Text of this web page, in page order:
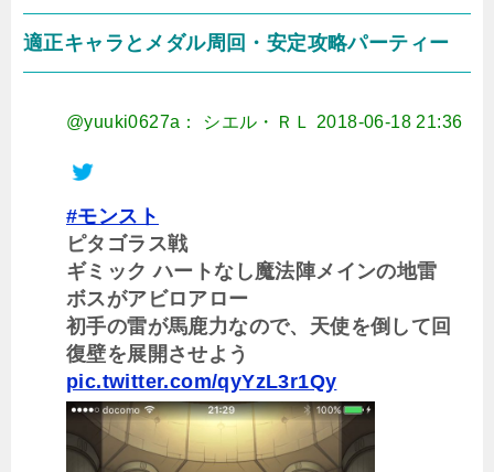
適正キャラとメダル周回・安定攻略パーティー
@yuuki0627a： シエル・ＲＬ 2018-06-18 21:36
#モンスト
ピタゴラス戦
ギミック ハートなし魔法陣メインの地雷
ボスがアビロアロー
初手の雷が馬鹿力なので、天使を倒して回
復壁を展開させよう
pic.twitter.com/qyYzL3r1Qy